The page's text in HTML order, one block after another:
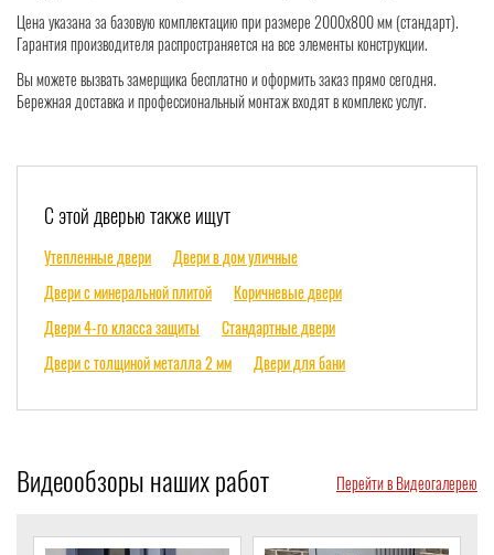
Цена указана за базовую комплектацию при размере 2000x800 мм (стандарт).
Гарантия производителя распространяется на все элементы конструкции.
Вы можете вызвать замерщика бесплатно и оформить заказ прямо сегодня.
Бережная доставка и профессиональный монтаж входят в комплекс услуг.
С этой дверью также ищут
Утепленные двери
Двери в дом уличные
Двери с минеральной плитой
Коричневые двери
Двери 4-го класса защиты
Стандартные двери
Двери с толщиной металла 2 мм
Двери для бани
Видеообзоры наших работ Перейти в Видеогалерею